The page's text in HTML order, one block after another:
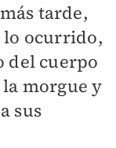
tarde,
lo ocurrido,
del cuerpo
morgue y
sus